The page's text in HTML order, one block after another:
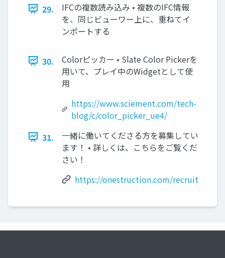
29.
IFCの複数読み込み • 複数のIFC情報
を、同じビューワー上に、重ねてイ
ンポートする
30.
Colorピッカー • Slate Color Pickerを
用いて、プレイ中のWidgetとして使
用
https://www.sciement.com/tech-
blog/c/color_picker_ue4/
31.
一緒に働いてくださる方を募集してい
ます！ • 詳しくは、こちらをご覧くだ
さい！
https://onestruction.com/recruit